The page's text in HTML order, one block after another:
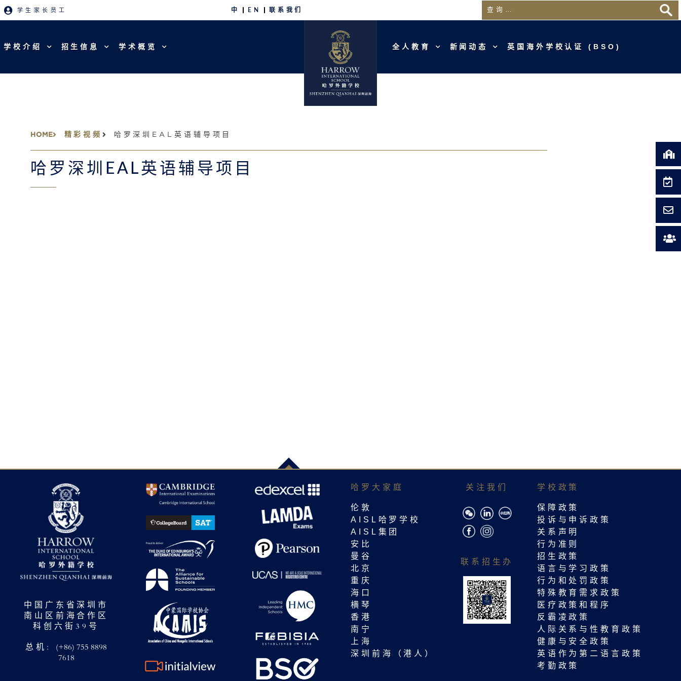
学生 家长 员工 中 EN 联系我们
学校介绍 招生信息 学术概览 全人教育 新闻动态 英国海外学校认证 (BSO)
HOME 精彩视频 哈罗深圳EAL英语辅导项目
哈罗深圳EAL英语辅导项目
中国广东省深圳市
南山区前海合作区
科创六街39号
总机: (+86) 755 8898
7618
哈罗大家庭​
伦敦
AISL哈罗学校
AISL集团
安比
曼谷
北京
重庆
海口
横琴
香港
南宁
上海
深圳前海（港人）
关注我们
联系招生办
学校政策
保障政策
投诉与申诉政策
关系声明
行为准则
招生政策
语言与学习政策
行为和处罚政策
特殊教育需求政策
医疗政策和程序
反霸凌政策
人际关系与性教育政策
健康与安全政策
英语作为第二语言政策
考勤政策